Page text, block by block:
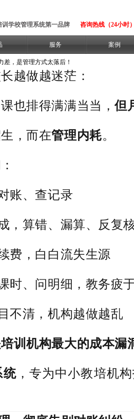
训学校管理系统第一品牌 咨询热线（24小时
服务 案例
差，是管理方式太落后！
越做越迷茫：
也排得满满当当，但
，而在管理内耗。
账、查记录
，算错、漏算、反复
费，白白流失生源
时、问明细，教务疲
不清，机构越做越乱
训机构最大的成本漏
统，专为中小教培机